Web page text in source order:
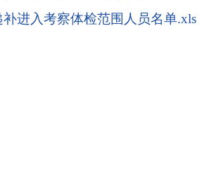
进入考察体检范围人员名单.xls